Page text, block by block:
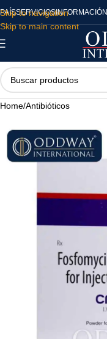
Skip to navigation
Skip to main content
PAÍSSERVICIOSINFORMACIÓN
Home/Antibióticos